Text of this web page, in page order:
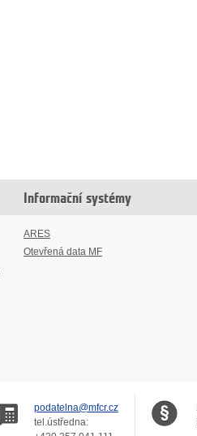
Informační systémy
ARES
Otevřená data MF
podatelna@mfcr.cz
tel.ústředna: